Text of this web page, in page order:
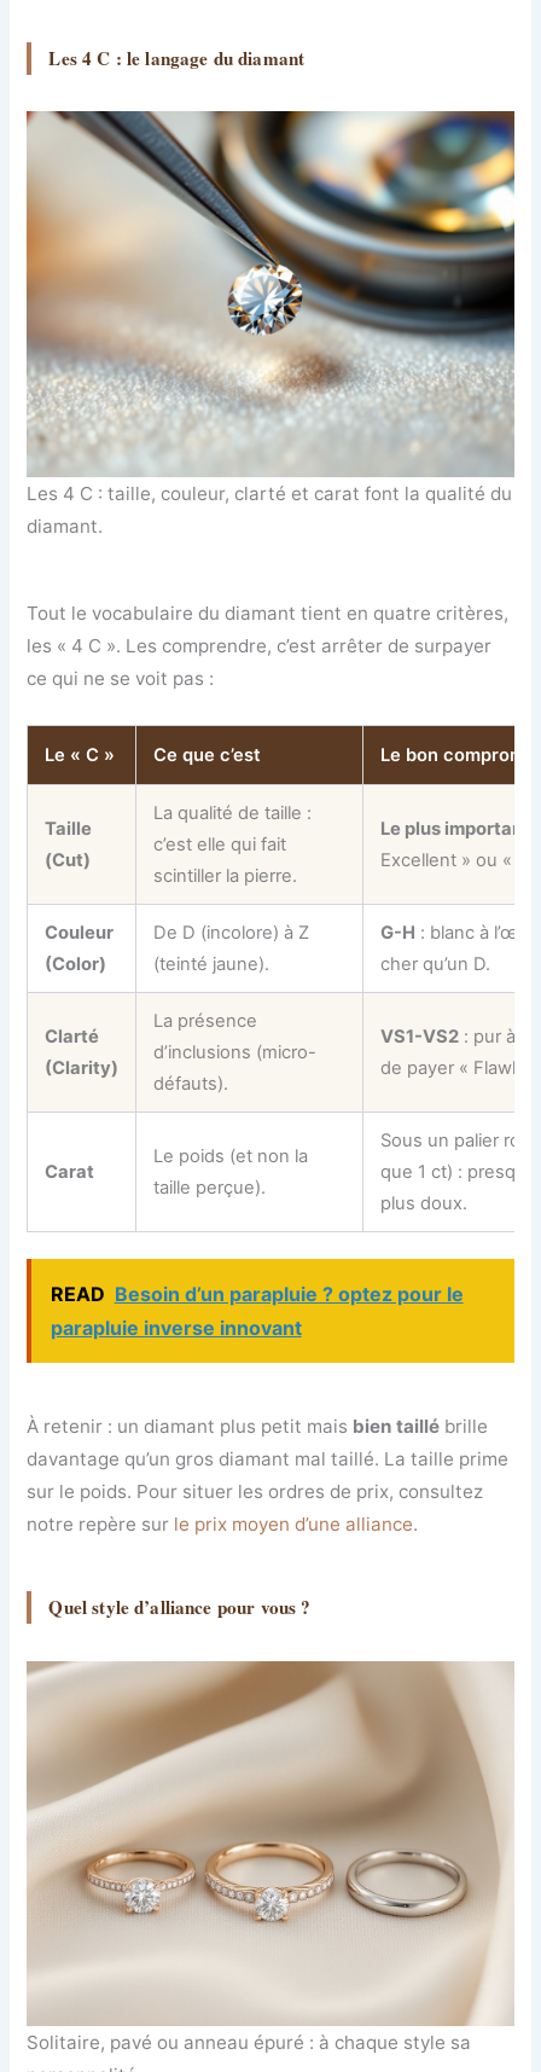
Les 4 C : le langage du diamant
Les 4 C : taille, couleur, clarté et carat font la qualité du
diamant.
Tout le vocabulaire du diamant tient en quatre critères,
les « 4 C ». Les comprendre, c’est arrêter de surpayer
ce qui ne se voit pas :
Le « C » Ce que c’est Le bon compromis
Taille
(Cut)
La qualité de taille :
c’est elle qui fait
scintiller la pierre.
Le plus important.
Excellent » ou «
Couleur
(Color)
De D (incolore) à Z
(teinté jaune).
G-H : blanc à l’œil
cher qu’un D.
Clarté
(Clarity)
La présence
d’inclusions (micro-
défauts).
VS1-VS2 : pur à
de payer «
Carat
Le poids (et non la
taille perçue).
Sous un palier
que 1 ct) :
plus doux.
READ Besoin d’un parapluie ? optez pour le
parapluie inverse innovant
À retenir : un diamant plus petit mais bien taillé brille
davantage qu’un gros diamant mal taillé. La taille prime
sur le poids. Pour situer les ordres de prix, consultez
notre repère sur le prix moyen d’une alliance.
Quel style d’alliance pour vous ?
Solitaire, pavé ou anneau épuré : à chaque style sa